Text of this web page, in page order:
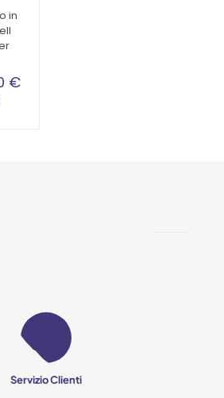
in
€
Servizio Clienti